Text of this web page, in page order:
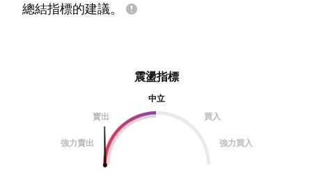
總結指標的建議。
震盪指標
中立
賣出
買入
強力賣出 強力買入